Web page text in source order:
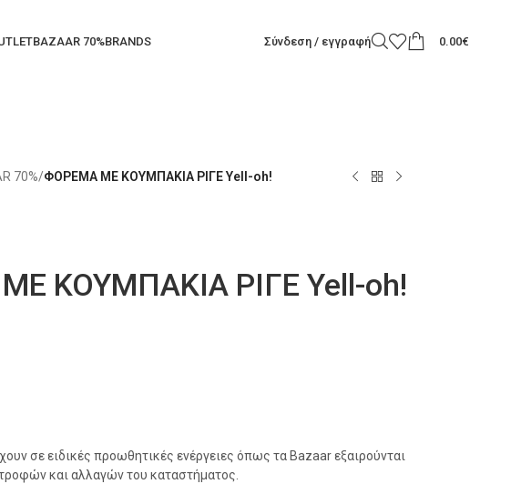
BAZAAR 70%BRANDS Σύνδεση / εγγραφή 0.00€
70%/ΦΟΡΕΜΑ ΜΕ ΚΟΥΜΠΑΚΙΑ ΡΙΓΕ Yell-oh!
ΚΟΥΜΠΑΚΙΑ ΡΙΓΕ Yell-oh!
σε ειδικές προωθητικές ενέργειες όπως τα Bazaar εξαιρούνται
και αλλαγών του καταστήματος.